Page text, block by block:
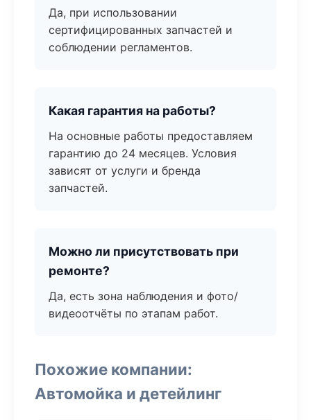
Да, при использовании
сертифицированных запчастей и
соблюдении регламентов.
Какая гарантия на работы?
На основные работы предоставляем
гарантию до 24 месяцев. Условия
зависят от услуги и бренда
запчастей.
Можно ли присутствовать при
ремонте?
Да, есть зона наблюдения и фото/
видеоотчёты по этапам работ.
Похожие компании:
Автомойка и детейлинг